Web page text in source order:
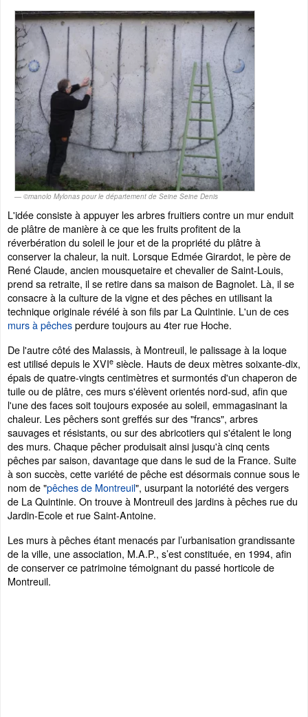
©manolo Mylonas pour le département de Seine Seine Denis
L'idée consiste à appuyer les arbres fruitiers contre un mur enduit
de plâtre de manière à ce que les fruits profitent de la
réverbération du soleil le jour et de la propriété du plâtre à
conserver la chaleur, la nuit. Lorsque Edmée Girardot, le père de
René Claude, ancien mousquetaire et chevalier de Saint-Louis,
prend sa retraite, il se retire dans sa maison de Bagnolet. Là, il se
consacre à la culture de la vigne et des pêches en utilisant la
technique originale révélé à son fils par La Quintinie. L'un de ces
murs à pêchesperdure toujours au 4ter rue Hoche.
De l'autre côté des Malassis, à Montreuil, le palissage à la loque
est utilisé depuis le XVIe siècle. Hauts de deux mètres soixante-dix,
épais de quatre-vingts centimètres et surmontés d'un chaperon de
tuile ou de plâtre, ces murs s'élèvent orientés nord-sud, afin que
l'une des faces soit toujours exposée au soleil, emmagasinant la
chaleur. Les pêchers sont greffés sur des "francs", arbres
sauvages et résistants, ou sur des abricotiers qui s'étalent le long
des murs. Chaque pêcher produisait ainsi jusqu'à cinq cents
pêches par saison, davantage que dans le sud de la France. Suite
à son succès, cette variété de pêche est désormais connue sous le
nom de "pêches de Montreuil", usurpant la notoriété des vergers
de La Quintinie. On trouve à Montreuil des jardins à pêches rue du
Jardin-Ecole et rue Saint-Antoine.
Les murs à pêches étant menacés par l’urbanisation grandissante
de la ville, une association, M.A.P., s’est constituée, en 1994, afin
de conserver ce patrimoine témoignant du passé horticole de
Montreuil.